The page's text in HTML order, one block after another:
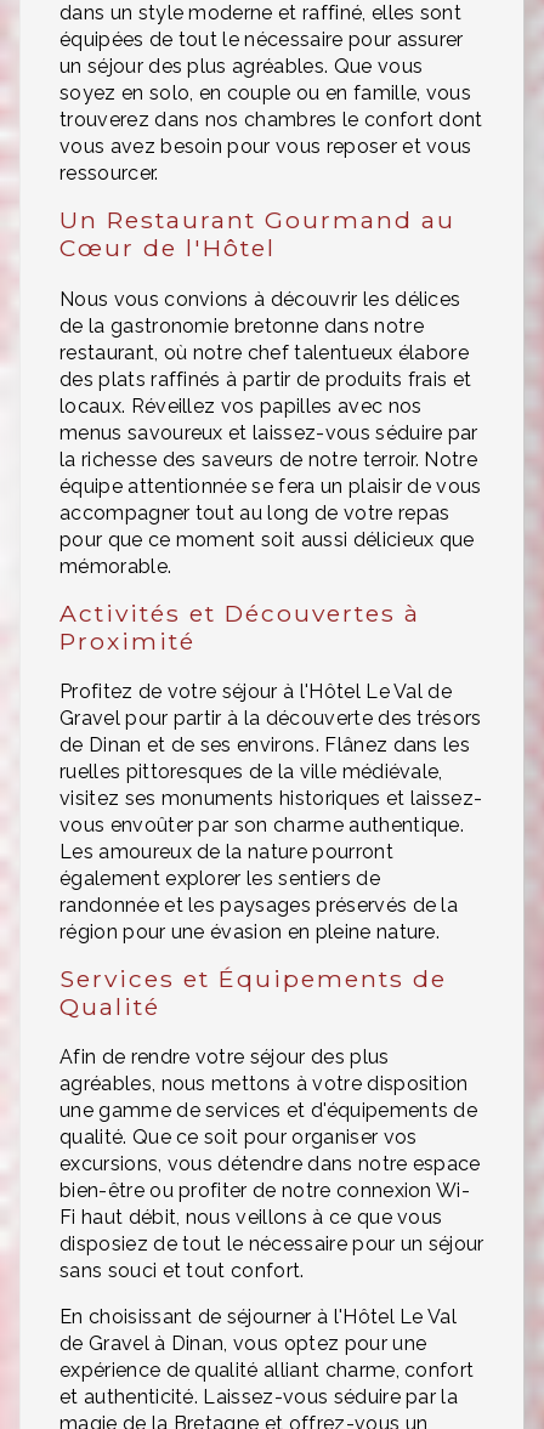
dans un style moderne et raffiné, elles sont
équipées de tout le nécessaire pour assurer
un séjour des plus agréables. Que vous
soyez en solo, en couple ou en famille, vous
trouverez dans nos chambres le confort dont
vous avez besoin pour vous reposer et vous
ressourcer.
Un Restaurant Gourmand au
Cœur de l'Hôtel
Nous vous convions à découvrir les délices
de la gastronomie bretonne dans notre
restaurant, où notre chef talentueux élabore
des plats raffinés à partir de produits frais et
locaux. Réveillez vos papilles avec nos
menus savoureux et laissez-vous séduire par
la richesse des saveurs de notre terroir. Notre
équipe attentionnée se fera un plaisir de vous
accompagner tout au long de votre repas
pour que ce moment soit aussi délicieux que
mémorable.
Activités et Découvertes à
Proximité
Profitez de votre séjour à l'Hôtel Le Val de
Gravel pour partir à la découverte des trésors
de Dinan et de ses environs. Flânez dans les
ruelles pittoresques de la ville médiévale,
visitez ses monuments historiques et laissez-
vous envoûter par son charme authentique.
Les amoureux de la nature pourront
également explorer les sentiers de
randonnée et les paysages préservés de la
région pour une évasion en pleine nature.
Services et Équipements de
Qualité
Afin de rendre votre séjour des plus
agréables, nous mettons à votre disposition
une gamme de services et d'équipements de
qualité. Que ce soit pour organiser vos
excursions, vous détendre dans notre espace
bien-être ou profiter de notre connexion Wi-
Fi haut débit, nous veillons à ce que vous
disposiez de tout le nécessaire pour un séjour
sans souci et tout confort.
En choisissant de séjourner à l'Hôtel Le Val
de Gravel à Dinan, vous optez pour une
expérience de qualité alliant charme, confort
et authenticité. Laissez-vous séduire par la
magie de la Bretagne et offrez-vous un